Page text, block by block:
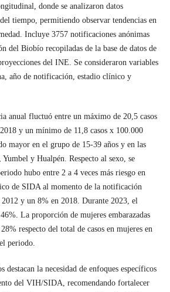
donde se analizaron datos
tiempo, permitiendo observar tendencias en
Incluye 3757 notificaciones anónimas
del Biobío recopiladas de la base de datos de
del INE. Se consideraron variables
año de notificación, estadio clínico y
anual fluctuó entre un máximo de 20,5 casos
y un mínimo de 11,8 casos x 100.000
mayor en el grupo de 15-39 años y en las
Yumbel y Hualpén. Respecto al sexo, se
hubo entre 2 a 4 veces más riesgo en
de SIDA al momento de la notificación
y un 8% en 2018. Durante 2023, el
La proporción de mujeres embarazadas
respecto del total de casos en mujeres en
periodo.
destacan la necesidad de enfoques específicos
del VIH/SIDA, recomendando fortalecer